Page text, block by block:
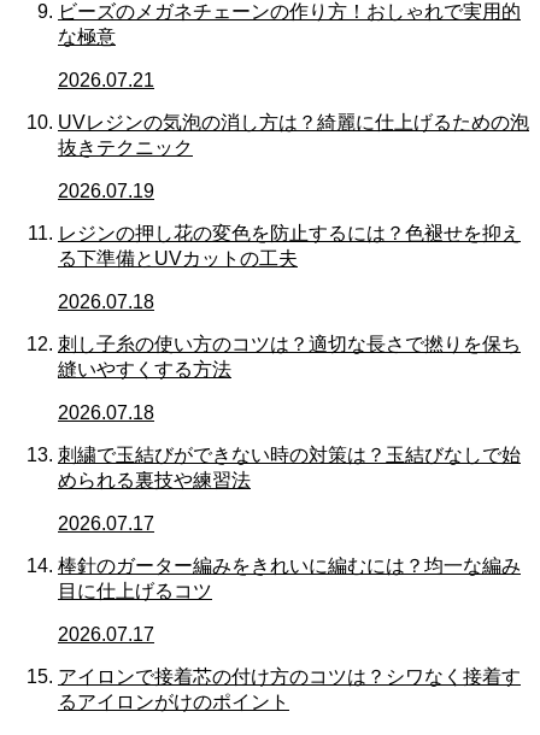
ビーズのメガネチェーンの作り方！おしゃれで実用的
な極意
2026.07.21
UVレジンの気泡の消し方は？綺麗に仕上げるための泡
抜きテクニック
2026.07.19
レジンの押し花の変色を防止するには？色褪せを抑え
る下準備とUVカットの工夫
2026.07.18
刺し子糸の使い方のコツは？適切な長さで撚りを保ち
縫いやすくする方法
2026.07.18
刺繍で玉結びができない時の対策は？玉結びなしで始
められる裏技や練習法
2026.07.17
棒針のガーター編みをきれいに編むには？均一な編み
目に仕上げるコツ
2026.07.17
アイロンで接着芯の付け方のコツは？シワなく接着す
るアイロンがけのポイント